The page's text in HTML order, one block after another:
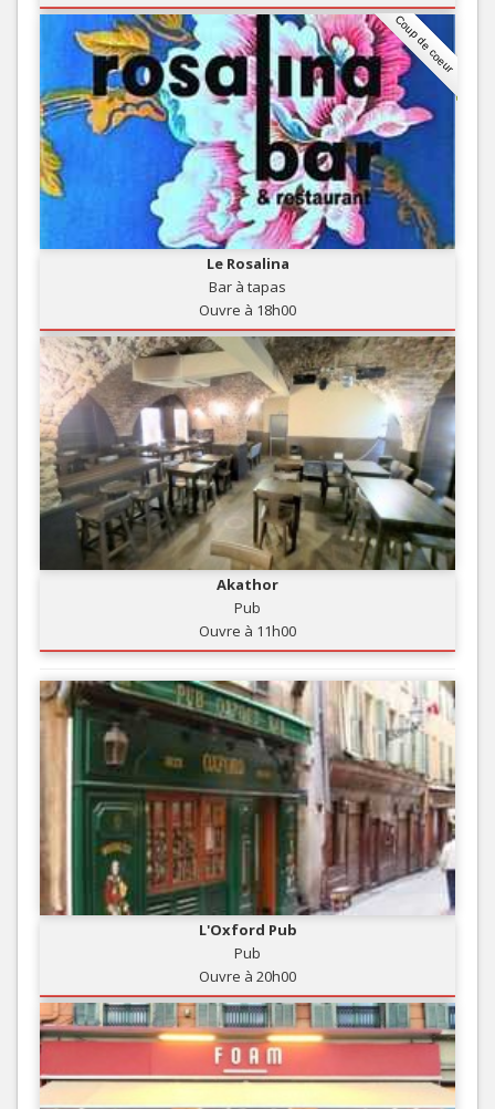
Coup de coeur
Le Rosalina
Bar à tapas
Ouvre à 18h00
Akathor
Pub
Ouvre à 11h00
L'Oxford Pub
Pub
Ouvre à 20h00